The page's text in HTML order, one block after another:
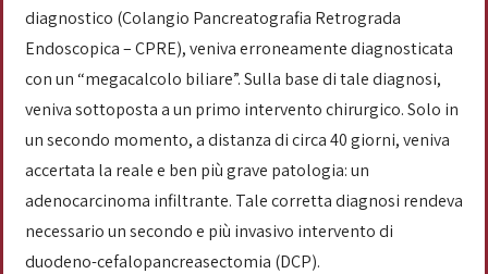
diagnostico (Colangio Pancreatografia Retrograda
Endoscopica – CPRE), veniva erroneamente diagnosticata
con un “megacalcolo biliare”. Sulla base di tale diagnosi,
veniva sottoposta a un primo intervento chirurgico. Solo in
un secondo momento, a distanza di circa 40 giorni, veniva
accertata la reale e ben più grave patologia: un
adenocarcinoma infiltrante. Tale corretta diagnosi rendeva
necessario un secondo e più invasivo intervento di
duodeno-cefalopancreasectomia (DCP).